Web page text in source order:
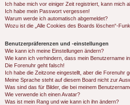
Ich habe mich vor einiger Zeit registriert, kann mich
Ich habe mein Passwort vergessen!
Warum werde ich automatisch abgemeldet?
Wozu ist die „Alle Cookies des Boards löschen“-
Benutzerpräferenzen und -einstellungen
Wie kann ich meine Einstellungen ändern?
Wie kann ich verhindern, dass mein Benutzername
Die Forenuhr geht falsch!
Ich habe die Zeitzone eingestellt, aber die Forenuhr
Meine Sprache steht auf diesem Board nicht zur
Was sind das für Bilder, die bei meinem
Wie verwende ich einen Avatar?
Was ist mein Rang und wie kann ich ihn ändern?